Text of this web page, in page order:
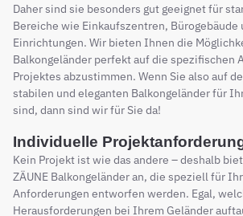
Daher sind sie besonders gut geeignet für
Bereiche wie Einkaufszentren,
Einrichtungen. Wir bieten Ihnen die
Balkongeländer perfekt auf die spezifischen
Projektes abzustimmen. Wenn Sie also auf
stabilen und eleganten Balkongeländer für
sind, dann sind wir für Sie da!
Individuelle
Kein Projekt ist wie das andere – deshalb
ZÄUNE Balkongeländer an, die speziell für
Anforderungen entworfen werden. Egal,
Herausforderungen bei Ihrem Geländer